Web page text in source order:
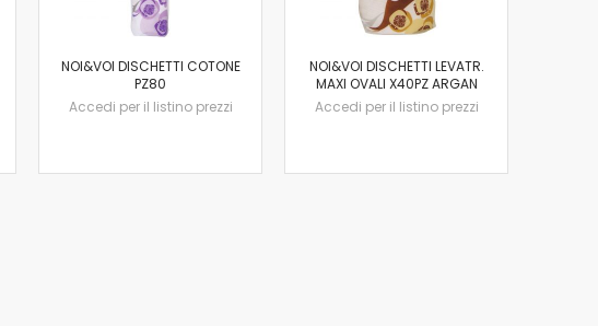
NOI&VOI DISCHETTI COTONE
PZ80
Accedi per il listino prezzi
NOI&VOI DISCHETTI LEVATR.
MAXI OVALI X40PZ ARGAN
Accedi per il listino prezzi